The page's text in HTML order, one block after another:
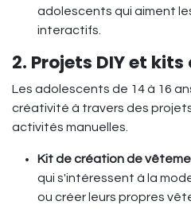
adolescents qui aiment
interactifs.
2. Projets DIY et
Les adolescents de 14 à 16
créativité à travers des
activités manuelles.
Kit de création de
qui s'intéressent à la
ou créer leurs propres